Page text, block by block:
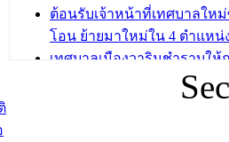
ต้อนรับเจ้าหน้าที่เทศบาลให
โอน ย้ายมาใหม่ใน 4 ตำแหน่
เทศบาลเมืองวารินชำราบให้
ต้อนรับพนักงานเทศบาลผู้ผ่า
สรรหาให้ดำรงตำแหน่งสาย